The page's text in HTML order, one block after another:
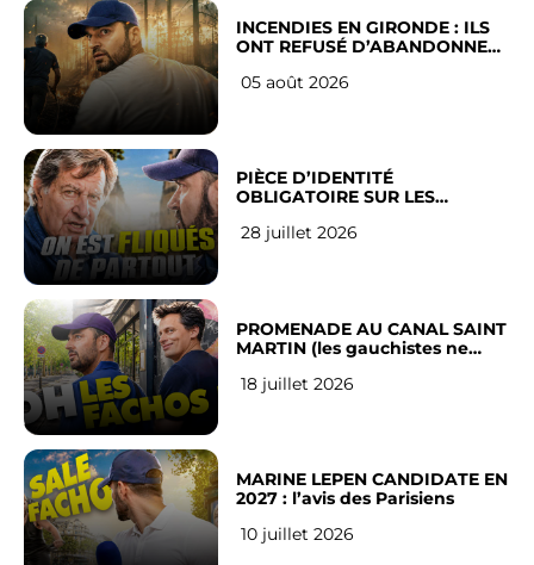
INCENDIES EN GIRONDE : ILS
ONT REFUSÉ D’ABANDONNER
05 août 2026
PIÈCE D’IDENTITÉ
OBLIGATOIRE SUR LES
Français
28 juillet 2026
PROMENADE AU CANAL SAINT
MARTIN (les gauchistes ne
18 juillet 2026
MARINE LEPEN CANDIDATE EN
2027 : l’avis des Parisiens
10 juillet 2026